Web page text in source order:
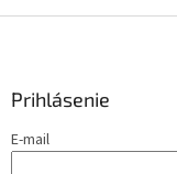
Prihlásenie
E-mail